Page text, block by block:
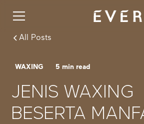
All Posts
WAXING 5 min read
JENIS WAXING
BESERTA